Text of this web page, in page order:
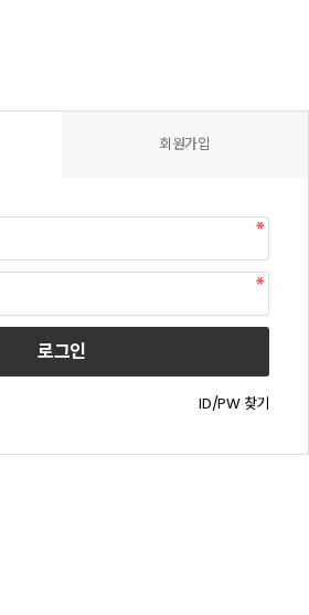
회원가입
로그인
ID/PW 찾기